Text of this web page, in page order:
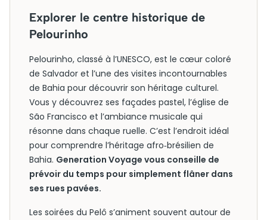
Explorer le centre historique de
Pelourinho
Pelourinho, classé à l’UNESCO, est le cœur coloré
de Salvador et l’une des visites incontournables
de Bahia pour découvrir son héritage culturel.
Vous y découvrez ses façades pastel, l’église de
São Francisco et l’ambiance musicale qui
résonne dans chaque ruelle. C’est l’endroit idéal
pour comprendre l’héritage afro‑brésilien de
Bahia. Generation Voyage vous conseille de
prévoir du temps pour simplement flâner dans
ses rues pavées.
Les soirées du Pelô s’animent souvent autour de